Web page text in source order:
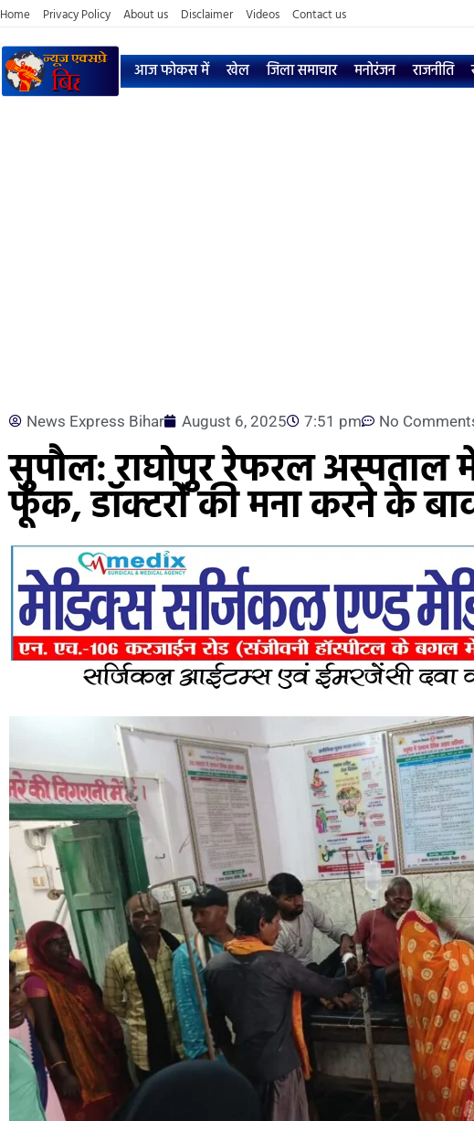
Home Privacy Policy About us Disclaimer Videos Contact us
आज फोकस में खेल जिला समाचार मनोरंजन राजनीति
News Express Bihar August 6, 2025 7:51 pm No
सुपौल: राघोपुर रेफरल अस्पताल
फूंक, डॉक्टरों की मना करने के